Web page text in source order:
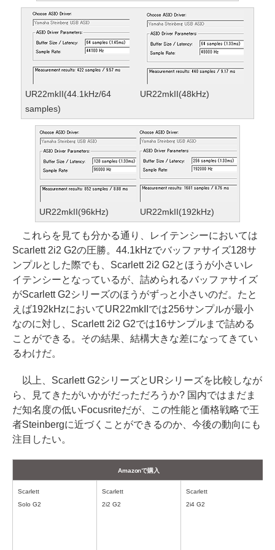
UR22mkII(44.1kHz/64
samples)
UR22mkII(48kHz)
UR22mkII(96kHz) UR22mkII(192kHz)
これらを見ても分かる通り、レイテンシーにおいては
Scarlett 2i2 G2の圧勝。44.1kHzでバッファサイズ128サ
ンプルとした際でも、Scarlett 2i2 G2とほうが小さいレ
イテンシーとなっているが、詰められるバッファサイズ
がScarlett G2シリーズのほうがずっと小さいのだ。たと
えば192kHzにおいてUR22mkIIでは256サンプルが最小
なのに対し、Scarlett 2i2 G2では16サンプルまで詰める
ことができる。その結果、結構大きな差になってきてい
るわけだ。
以上、Scarlett G2シリーズとURシリーズを比較しなが
ら、見てきたがいかがだっただろうか? 国内ではまだま
だ知名度の低いFocusriteだが、この性能と価格戦略で王
者Steinbergに近づくことができるのか、今後の動向にも
注目したい。
Amazonで購入
Scarlett
Solo G2
Scarlett
2i2 G2
Scarlett
2i4 G2